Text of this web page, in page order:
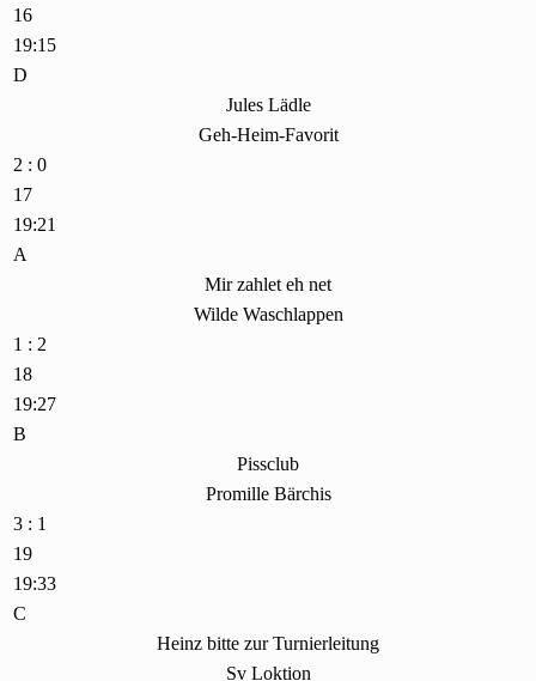
16
19:15
D
Jules Lädle
Geh-Heim-Favorit
2 : 0
17
19:21
A
Mir zahlet eh net
Wilde Waschlappen
1 : 2
18
19:27
B
Pissclub
Promille Bärchis
3 : 1
19
19:33
C
Heinz bitte zur Turnierleitung
Sv Loktion